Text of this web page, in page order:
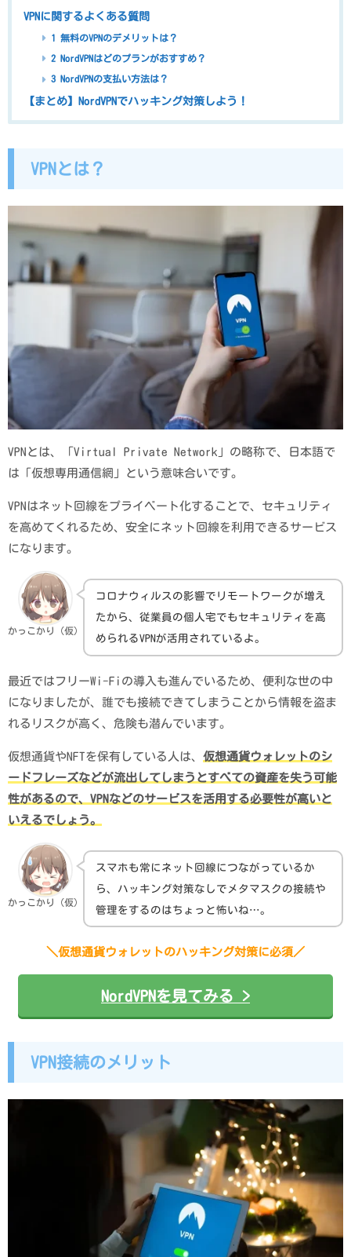
VPNに関するよくある質問
1 無料のVPNのデメリットは？
2 NordVPNはどのプランがおすすめ？
3 NordVPNの支払い方法は？
【まとめ】NordVPNでハッキング対策しよう！
VPNとは？
VPNとは、「Virtual Private Network」の略称で、日本語で
は「仮想専用通信網」という意味合いです。
VPNはネット回線をプライベート化することで、セキュリティ
を高めてくれるため、安全にネット回線を利用できるサービス
になります。
かっこかり（仮）
コロナウィルスの影響でリモートワークが増え
たから、従業員の個人宅でもセキュリティを高
められるVPNが活用されているよ。
最近ではフリーWi-Fiの導入も進んでいるため、便利な世の中
になりましたが、誰でも接続できてしまうことから情報を盗ま
れるリスクが高く、危険も潜んでいます。
仮想通貨やNFTを保有している人は、 仮想通貨ウォレットのシ
ードフレーズなどが流出してしまうとすべての資産を失う可能
性があるので、VPNなどのサービスを活用する必要性が高いと
いえるでしょう。
かっこかり（仮）
スマホも常にネット回線につながっているか
ら、ハッキング対策なしでメタマスクの接続や
管理をするのはちょっと怖いね…。
＼仮想通貨ウォレットのハッキング対策に必須／
NordVPNを見てみる >
VPN接続のメリット